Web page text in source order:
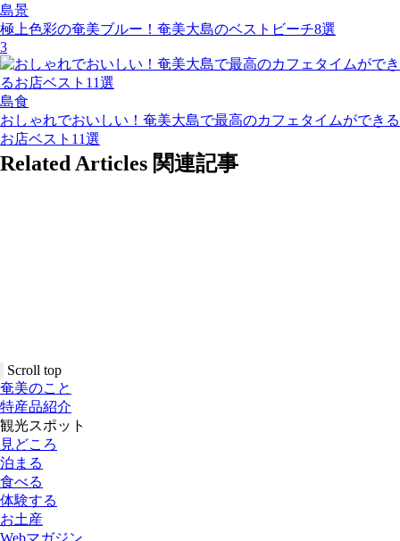
島景
極上色彩の奄美ブルー！奄美大島のベストビーチ8選
3
島食
おしゃれでおいしい！奄美大島で最高のカフェタイムができる
お店ベスト11選
Related Articles 関連記事
Scroll top
奄美のこと
特産品紹介
観光スポット
見どころ
泊まる
食べる
体験する
お土産
Webマガジン